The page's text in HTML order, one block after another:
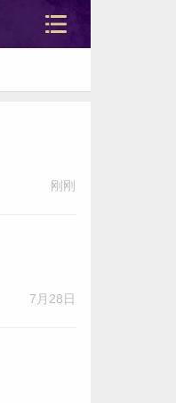
刚刚
7月28日